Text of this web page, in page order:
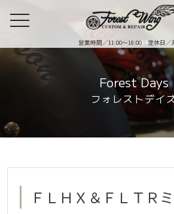
営業時間／11:00〜18:00 定休日／
toggle
Forest Days
フォレストデイ
ＦＬＨＸ＆ＦＬＴＲ